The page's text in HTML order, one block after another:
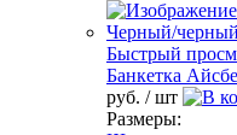
Быстрый
Банкетка
руб. / шт
Размеры: